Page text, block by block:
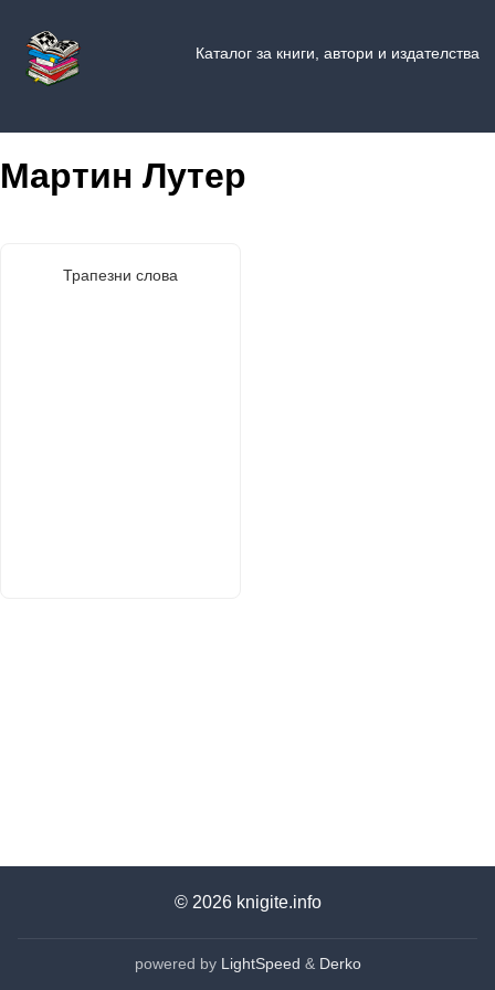
Каталог за книги, автори и издателства
Мартин Лутер
Трапезни слова
© 2026 knigite.info
powered by LightSpeed & Derko